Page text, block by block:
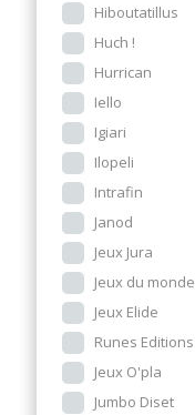
Hiboutatillus
Huch !
Hurrican
Iello
Igiari
Ilopeli
Intrafin
Janod
Jeux Jura
Jeux du monde
Jeux Elide
Runes Editions
Jeux O'pla
Jumbo Diset